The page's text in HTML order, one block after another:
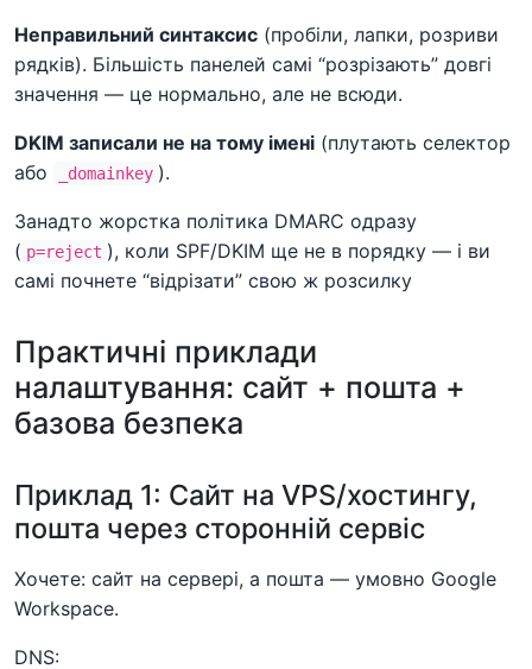
Неправильний синтаксис (пробіли, лапки, розриви
рядків). Більшість панелей самі “розрізають” довгі
значення — це нормально, але не всюди.
DKIM записали не на тому імені (плутають селектор
або
_domainkey ).
Занадто жорстка політика DMARC одразу
( p=reject ), коли SPF/DKIM ще не в порядку — і ви
самі почнете “відрізати” свою ж розсилку
Практичні приклади
налаштування: сайт + пошта +
базова безпека
Приклад 1: Сайт на VPS/хостингу,
пошта через сторонній сервіс
Хочете: сайт на сервері, а пошта — умовно Google
Workspace.
DNS: